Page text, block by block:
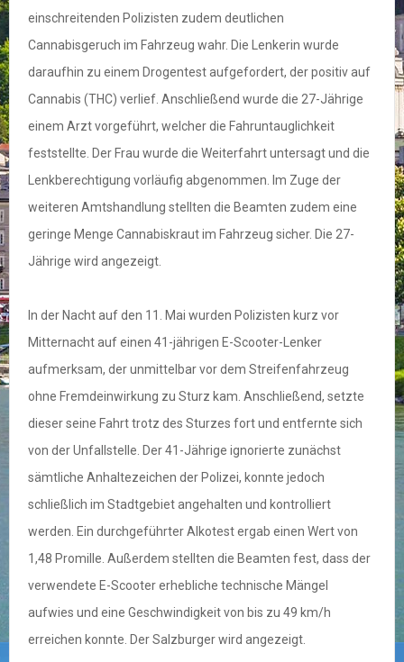
einschreitenden Polizisten zudem deutlichen
Cannabisgeruch im Fahrzeug wahr. Die Lenkerin wurde
daraufhin zu einem Drogentest aufgefordert, der positiv auf
Cannabis (THC) verlief. Anschließend wurde die 27-Jährige
einem Arzt vorgeführt, welcher die Fahruntauglichkeit
feststellte. Der Frau wurde die Weiterfahrt untersagt und die
Lenkberechtigung vorläufig abgenommen. Im Zuge der
weiteren Amtshandlung stellten die Beamten zudem eine
geringe Menge Cannabiskraut im Fahrzeug sicher. Die 27-
Jährige wird angezeigt.
In der Nacht auf den 11. Mai wurden Polizisten kurz vor
Mitternacht auf einen 41-jährigen E-Scooter-Lenker
aufmerksam, der unmittelbar vor dem Streifenfahrzeug
ohne Fremdeinwirkung zu Sturz kam. Anschließend, setzte
dieser seine Fahrt trotz des Sturzes fort und entfernte sich
von der Unfallstelle. Der 41-Jährige ignorierte zunächst
sämtliche Anhaltezeichen der Polizei, konnte jedoch
schließlich im Stadtgebiet angehalten und kontrolliert
werden. Ein durchgeführter Alkotest ergab einen Wert von
1,48 Promille. Außerdem stellten die Beamten fest, dass der
verwendete E-Scooter erhebliche technische Mängel
aufwies und eine Geschwindigkeit von bis zu 49 km/h
erreichen konnte. Der Salzburger wird angezeigt.